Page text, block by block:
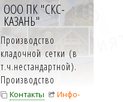
ООО ПК "СКС-
КАЗАНЬ"
Производство
кладочной сетки (в
т.ч.нестандартной).
Производство
металлоконструкций.
Контакты
Инфо-